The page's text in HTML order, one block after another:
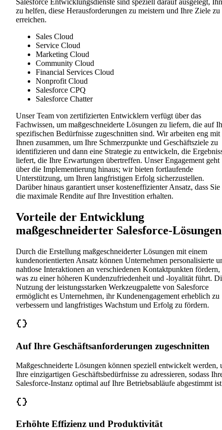
Salesforce Entwicklungsdienste sind speziell darauf ausgelegt,
zu helfen, diese Herausforderungen zu meistern und Ihre Ziele zu
erreichen.
Sales Cloud
Service Cloud
Marketing Cloud
Community Cloud
Financial Services Cloud
Nonprofit Cloud
Salesforce CPQ
Salesforce Chatter
Unser Team von zertifizierten Entwicklern verfügt über das
Fachwissen, um maßgeschneiderte Lösungen zu liefern, die auf
spezifischen Bedürfnisse zugeschnitten sind. Wir arbeiten eng mit
Ihnen zusammen, um Ihre Schmerzpunkte und Geschäftsziele zu
identifizieren und dann eine Strategie zu entwickeln, die
liefert, die Ihre Erwartungen übertreffen. Unser Engagement geht
über die Implementierung hinaus; wir bieten fortlaufende
Unterstützung, um Ihren langfristigen Erfolg sicherzustellen.
Darüber hinaus garantiert unser kosteneffizienter Ansatz, dass Sie
die maximale Rendite auf Ihre Investition erhalten.
Vorteile der Entwicklung
maßgeschneiderter Salesforce-Lösungen
Durch die Erstellung maßgeschneiderter Lösungen mit einem
kundenorientierten Ansatz können Unternehmen personalisierte
nahtlose Interaktionen an verschiedenen Kontaktpunkten fördern,
was zu einer höheren Kundenzufriedenheit und -loyalität führt.
Nutzung der leistungsstarken Werkzeugpalette von Salesforce
ermöglicht es Unternehmen, ihr Kundenengagement erheblich zu
verbessern und langfristiges Wachstum und Erfolg zu fördern.
Auf Ihre Geschäftsanforderungen zugeschnitten
Maßgeschneiderte Lösungen können speziell entwickelt werden,
Ihre einzigartigen Geschäftsbedürfnisse zu adressieren, sodass
Salesforce-Instanz optimal auf Ihre Betriebsabläufe abgestimmt
Erhöhte Effizienz und Produktivität